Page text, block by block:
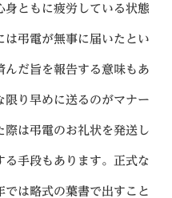
身ともに疲労している状態
は弔電が無事に届いたとい
んだ旨を報告する意味もあ
限り早めに送るのがマナー
際は弔電のお礼状を発送し
る手段もあります。正式な
は略式の葉書で出すこと